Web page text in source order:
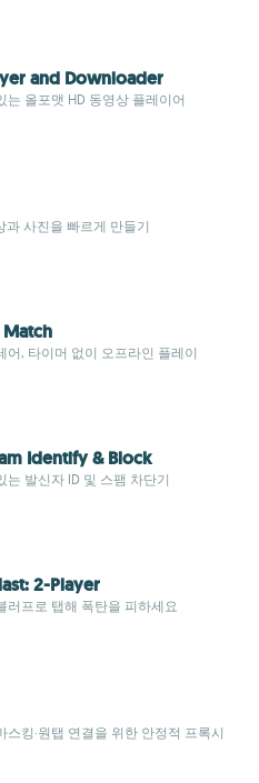
and Downloader
는 올포맷 HD 동영상 플레이어
과 사진을 빠르게 만들기
어, 타이머 없이 오프라인 플레이
Identify & Block
는 발신자 ID 및 스팸 차단기
2-Player
러프로 탭해 폭탄을 피하세요
스킹·원탭 연결을 위한 안정적 프록시